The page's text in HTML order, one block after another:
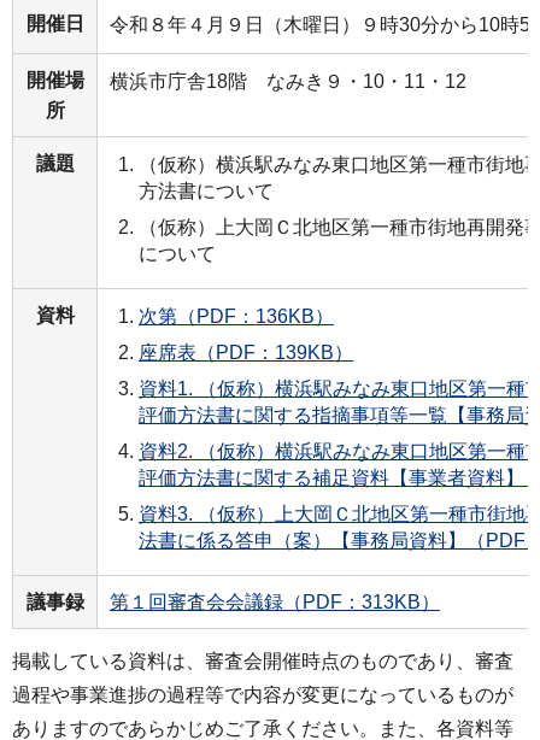
開催日 令和８年４月９日（木曜日）９時30分から10時
開催場
所
横浜市庁舎18階 なみき９・10・11・12
議題
（仮称）横浜駅みなみ東口地区第一種市街
方法書について
（仮称）上大岡Ｃ北地区第一種市街地再開
について
資料
次第（PDF：136KB）
座席表（PDF：139KB）
資料1. （仮称）横浜駅みなみ東口地区第一種
評価方法書に関する指摘事項等一覧【事務局
資料2. （仮称）横浜駅みなみ東口地区第一種
評価方法書に関する補足資料【事業者資料】
資料3. （仮称）上大岡Ｃ北地区第一種市街地
法書に係る答申（案）【事務局資料】（PDF
議事録 第１回審査会会議録（PDF：313KB）
掲載している資料は、審査会開催時点のものであり、審査
過程や事業進捗の過程等で内容が変更になっているものが
ありますのであらかじめご了承ください。また、各資料等